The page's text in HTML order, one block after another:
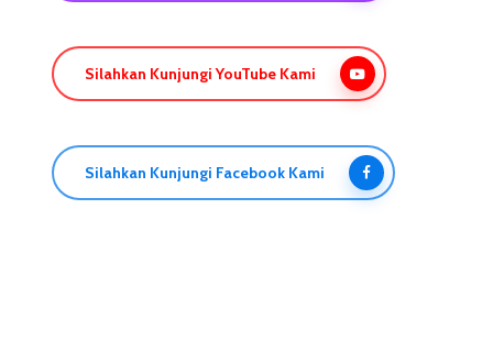
Silahkan Kunjungi YouTube Kami
Silahkan Kunjungi Facebook Kami